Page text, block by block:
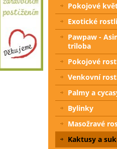
Pokojové
Exotické
Pawpaw -
triloba
Pokojové
Venkovní
Palmy a
Bylinky
Masožravé
Kaktusy a